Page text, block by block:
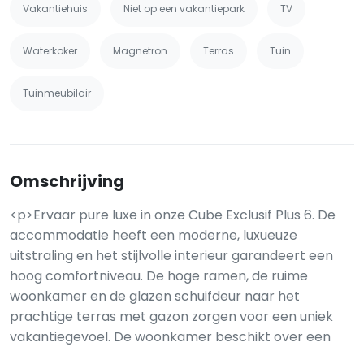
Vakantiehuis Niet op een vakantiepark TV
Waterkoker Magnetron Terras Tuin
Tuinmeubilair
Omschrijving
<p>Ervaar pure luxe in onze Cube Exclusif Plus 6. De
accommodatie heeft een moderne, luxueuze
uitstraling en het stijlvolle interieur garandeert een
hoog comfortniveau. De hoge ramen, de ruime
woonkamer en de glazen schuifdeur naar het
prachtige terras met gazon zorgen voor een uniek
vakantiegevoel. De woonkamer beschikt over een